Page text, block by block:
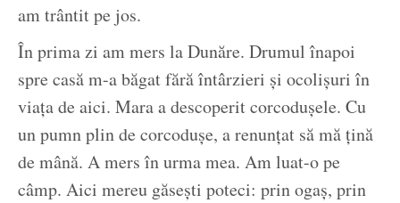
am trântit pe jos.
În prima zi am mers la Dunăre. Drumul înapoi
spre casă m-a băgat fără întârzieri și ocolișuri în
viața de aici. Mara a descoperit corcodușele. Cu
un pumn plin de corcodușe, a renunțat să mă țină
de mână. A mers în urma mea. Am luat-o pe
câmp. Aici mereu găsești poteci: prin ogaș, prin